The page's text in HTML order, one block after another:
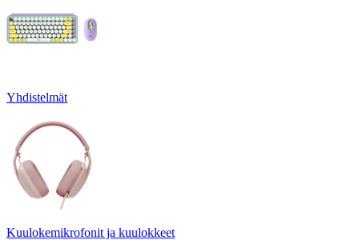
Yhdistelmät
Kuulokemikrofonit ja kuulokkeet